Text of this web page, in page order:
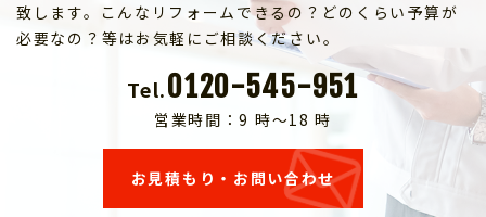
致します。こんなリフォームできるの？どのくらい予算が
必要なの？等はお気軽にご相談ください。
Tel.0120-545-951
営業時間：9 時～18 時
お見積もり・お問い合わせ